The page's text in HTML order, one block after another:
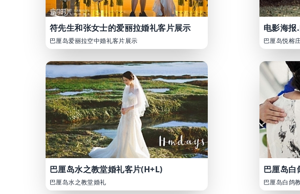
符先生和张女士的爱丽拉婚礼客片展示
巴厘岛爱丽拉空中婚礼客片展示
电影海报
巴厘岛悦榕
巴厘岛水之教堂婚礼客片(H+L)
巴厘岛水之教堂婚礼
巴厘岛白
巴厘岛白鸽